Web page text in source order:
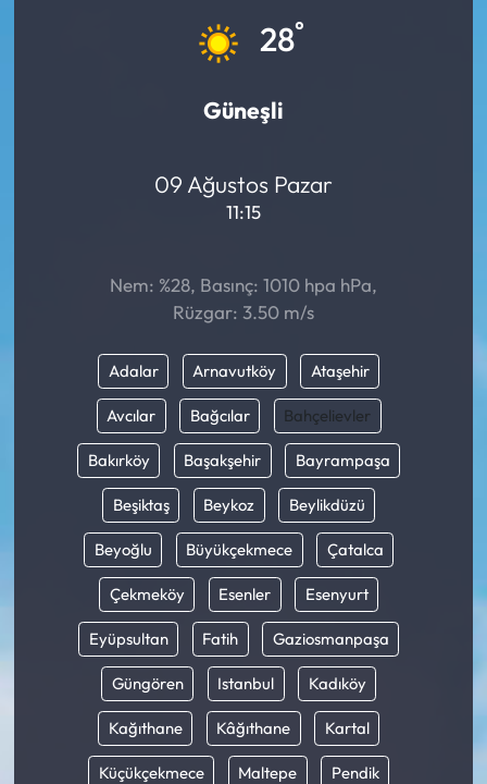
28°
Güneşli
09 Ağustos Pazar
11:15
Nem: %28, Basınç: 1010 hpa hPa,
Rüzgar: 3.50 m/s
Adalar Arnavutköy Ataşehir
Avcılar Bağcılar Bahçelievler
Bakırköy Başakşehir Bayrampaşa
Beşiktaş Beykoz Beylikdüzü
Beyoğlu Büyükçekmece Çatalca
Çekmeköy Esenler Esenyurt
Eyüpsultan Fatih Gaziosmanpaşa
Güngören Istanbul Kadıköy
Kağıthane Kâğıthane Kartal
Küçükçekmece Maltepe Pendik